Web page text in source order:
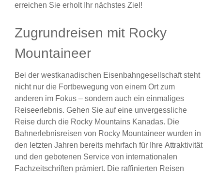
erreichen Sie erholt Ihr nächstes Ziel!
Zugrundreisen mit Rocky
Mountaineer
Bei der westkanadischen Eisenbahngesellschaft steht
nicht nur die Fortbewegung von einem Ort zum
anderen im Fokus – sondern auch ein einmaliges
Reiseerlebnis. Gehen Sie auf eine unvergessliche
Reise durch die Rocky Mountains Kanadas. Die
Bahnerlebnisreisen von Rocky Mountaineer wurden in
den letzten Jahren bereits mehrfach für Ihre Attraktivität
und den gebotenen Service von internationalen
Fachzeitschriften prämiert. Die raffinierten Reisen